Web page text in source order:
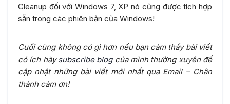
Cleanup đối với Windows 7, XP nó cũng được tích hợp
sẵn trong các phiên bản của Windows!
Cuối cùng không có gì hơn nếu bạn cảm thấy bài viết
có ích hãysubscribe blogcủa mình thường xuyên để
cập nhật những bài viết mới nhất qua Email – Chân
thành cảm ơn!